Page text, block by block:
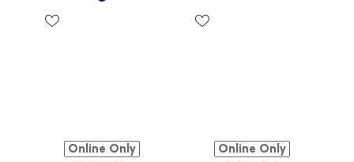
Online Only Online Only